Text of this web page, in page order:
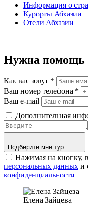
Информация о
Курорты Абхазии
Отели Абхазии
Нужна помощь
Как вас зовут *
Ваш номер телефона *
Ваш e-mail
Дополнительная
Подберите мне тур
Нажимая на кнопку,
персональных данных и
конфиденциальности.
Елена Зайцева